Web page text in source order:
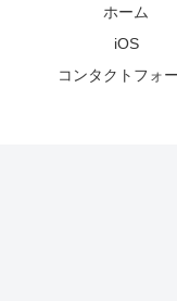
ホーム
iOS
コンタクトフォ